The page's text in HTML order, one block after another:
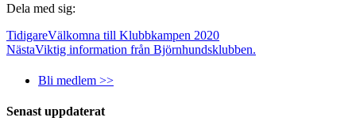
Dela med sig:
TidigareVälkomna till Klubbkampen 2020
NästaViktig information från Björnhundsklubben.
Bli medlem >>
Senast uppdaterat